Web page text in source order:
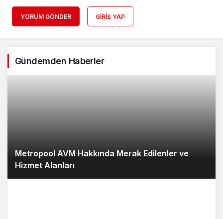
YORUM GÖNDER GIRIŞ YAP
Gündemden Haberler
Metropool AVM Hakkında Merak Edilenler ve
Hizmet Alanları